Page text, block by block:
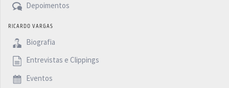
Depoimentos
RICARDO VARGAS
Biografia
Entrevistas e Clippings
Eventos